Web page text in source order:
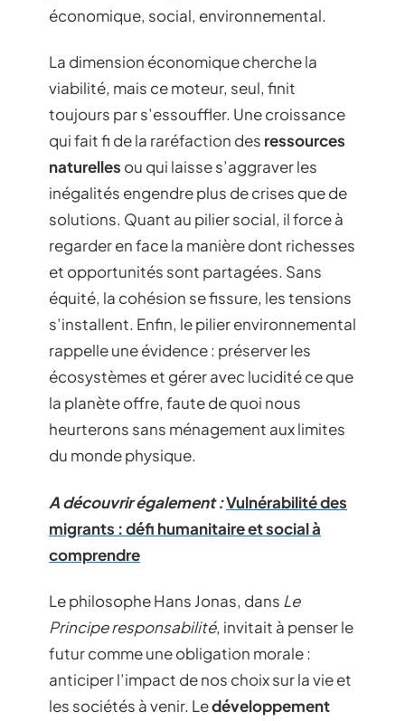
économique, social, environnemental.
La dimension économique cherche la
viabilité, mais ce moteur, seul, finit
toujours par s’essouffler. Une croissance
qui fait fi de la raréfaction des ressources
naturelles ou qui laisse s’aggraver les
inégalités engendre plus de crises que de
solutions. Quant au pilier social, il force à
regarder en face la manière dont richesses
et opportunités sont partagées. Sans
équité, la cohésion se fissure, les tensions
s’installent. Enfin, le pilier environnemental
rappelle une évidence : préserver les
écosystèmes et gérer avec lucidité ce que
la planète offre, faute de quoi nous
heurterons sans ménagement aux limites
du monde physique.
A découvrir également :Vulnérabilité des
migrants : défi humanitaire et social à
comprendre
Le philosophe Hans Jonas, dans Le
Principe responsabilité, invitait à penser le
futur comme une obligation morale :
anticiper l’impact de nos choix sur la vie et
les sociétés à venir. Ledéveloppement